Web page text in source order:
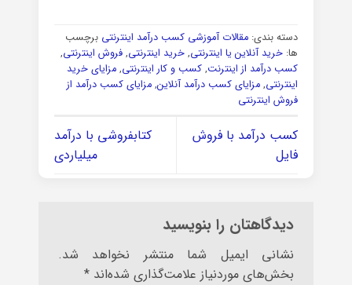
دسته بندی: مقالات آموزشی کسب درآمد اینترنتی برچسب
ها: خرید آنلاین یا اینترنتی, خرید اینترنتی, فروش اینترنتی,
کسب درآمد از اینترنت, کسب و کار اینترنتی, مزایای خرید
اینترنتی, مزایای کسب درآمد آنلاین, مزایای کسب درآمد از
فروش اینترنتی
کسب درآمد با فروش
فایل
کتابفروشی با درآمد
میلیاردی
دیدگاهتان را بنویسید
نشانی ایمیل شما منتشر نخواهد شد.
بخش‌های موردنیاز علامت‌گذاری شده‌اند *